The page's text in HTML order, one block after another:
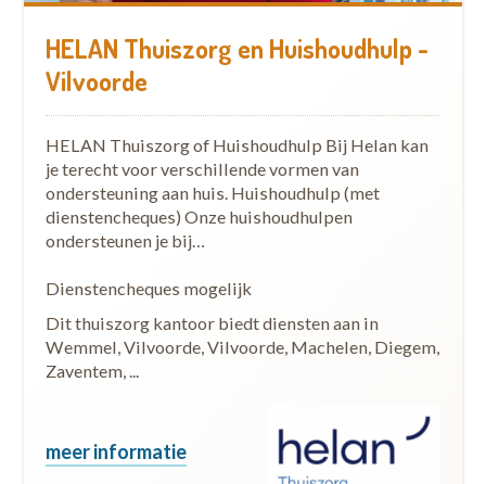
HELAN Thuiszorg en Huishoudhulp -
Vilvoorde
HELAN Thuiszorg of Huishoudhulp Bij Helan kan
je terecht voor verschillende vormen van
ondersteuning aan huis. Huishoudhulp (met
dienstencheques) Onze huishoudhulpen
ondersteunen je bij…
Dienstencheques mogelijk
Dit thuiszorg kantoor biedt diensten aan in
Wemmel, Vilvoorde, Vilvoorde, Machelen, Diegem,
Zaventem, ...
meer informatie